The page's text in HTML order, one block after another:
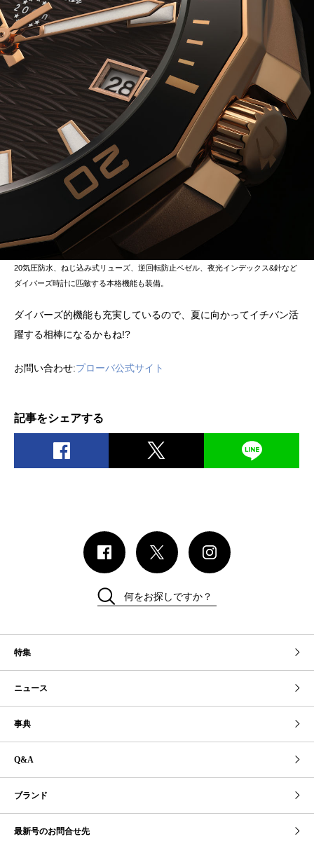
20気圧防水、ねじ込み式リューズ、逆回転防止ベゼル、夜光インデックス&針など
ダイバーズ時計に匹敵する本格機能も装備。
ダイバーズ的機能も充実しているので、夏に向かってイチバン活
躍する相棒になるかもね!?
お問い合わせ:プローバ公式サイト
記事をシェアする
特集
ニュース
事典
Q&A
ブランド
最新号のお問合せ先
何をお探しですか？